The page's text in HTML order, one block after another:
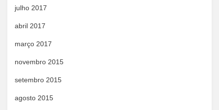
julho 2017
abril 2017
março 2017
novembro 2015
setembro 2015
agosto 2015